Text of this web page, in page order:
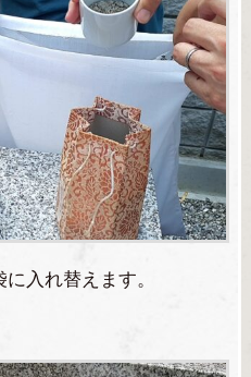
入れ替えます。